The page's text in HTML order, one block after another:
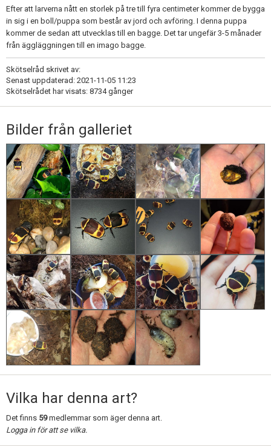
Efter att larverna nått en storlek på tre till fyra centimeter kommer de bygga
in sig i en boll/puppa som består av jord och avföring. I denna puppa
kommer de sedan att utvecklas till en bagge. Det tar ungefär 3-5 månader
från äggläggningen till en imago bagge.
Skötselråd skrivet av:
Senast uppdaterad: 2021-11-05 11:23
Skötselrådet har visats: 8734 gånger
Bilder från galleriet
Vilka har denna art?
Det finns 59medlemmar som äger denna art.
Logga in för att se vilka.